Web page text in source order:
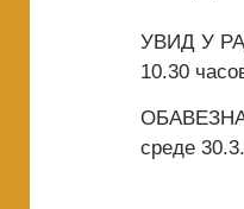
УВИД У
10.30
ОБАВЕЗНА
среде